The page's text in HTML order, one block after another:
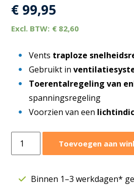
€ 99,95
€ 82,60
Vents traploze
Gebruikt in
Toerentalregeling van
spanningsregeling
Voorzien van een
traploze
Toevoegen aan
Binnen 1–3 werkdagen*